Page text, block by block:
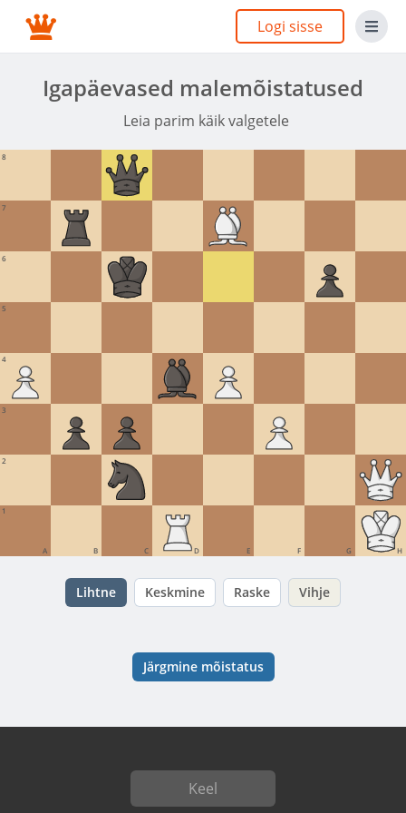
Logi sisse
Igapäevased malemõistatused
Leia parim käik valgetele
8
7
6
5
4
3
2
1
A B C D E F G H
Lihtne Keskmine Raske Vihje
Järgmine mõistatus
Keel